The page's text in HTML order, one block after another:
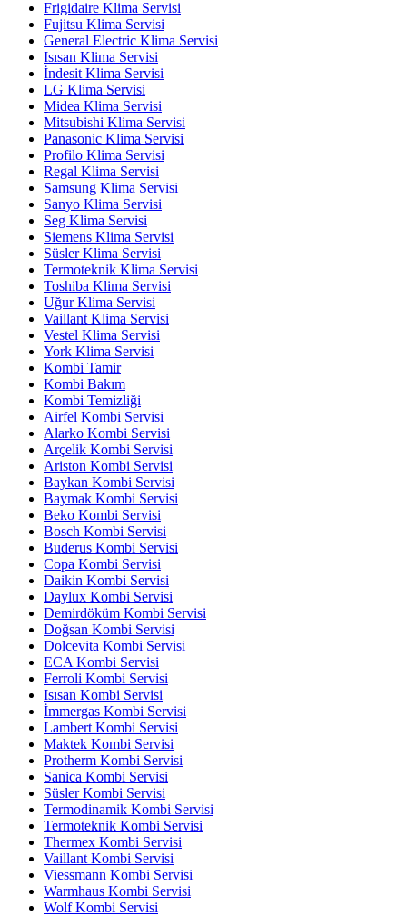
Frigidaire Klima Servisi
Fujitsu Klima Servisi
General Electric Klima Servisi
Isısan Klima Servisi
İndesit Klima Servisi
LG Klima Servisi
Midea Klima Servisi
Mitsubishi Klima Servisi
Panasonic Klima Servisi
Profilo Klima Servisi
Regal Klima Servisi
Samsung Klima Servisi
Sanyo Klima Servisi
Seg Klima Servisi
Siemens Klima Servisi
Süsler Klima Servisi
Termoteknik Klima Servisi
Toshiba Klima Servisi
Uğur Klima Servisi
Vaillant Klima Servisi
Vestel Klima Servisi
York Klima Servisi
Kombi Tamir
Kombi Bakım
Kombi Temizliği
Airfel Kombi Servisi
Alarko Kombi Servisi
Arçelik Kombi Servisi
Ariston Kombi Servisi
Baykan Kombi Servisi
Baymak Kombi Servisi
Beko Kombi Servisi
Bosch Kombi Servisi
Buderus Kombi Servisi
Copa Kombi Servisi
Daikin Kombi Servisi
Daylux Kombi Servisi
Demirdöküm Kombi Servisi
Doğsan Kombi Servisi
Dolcevita Kombi Servisi
ECA Kombi Servisi
Ferroli Kombi Servisi
Isısan Kombi Servisi
İmmergas Kombi Servisi
Lambert Kombi Servisi
Maktek Kombi Servisi
Protherm Kombi Servisi
Sanica Kombi Servisi
Süsler Kombi Servisi
Termodinamik Kombi Servisi
Termoteknik Kombi Servisi
Thermex Kombi Servisi
Vaillant Kombi Servisi
Viessmann Kombi Servisi
Warmhaus Kombi Servisi
Wolf Kombi Servisi